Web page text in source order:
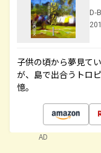
D-
子供の頃から夢見て
が、島で出合うトロ
憶。
AD